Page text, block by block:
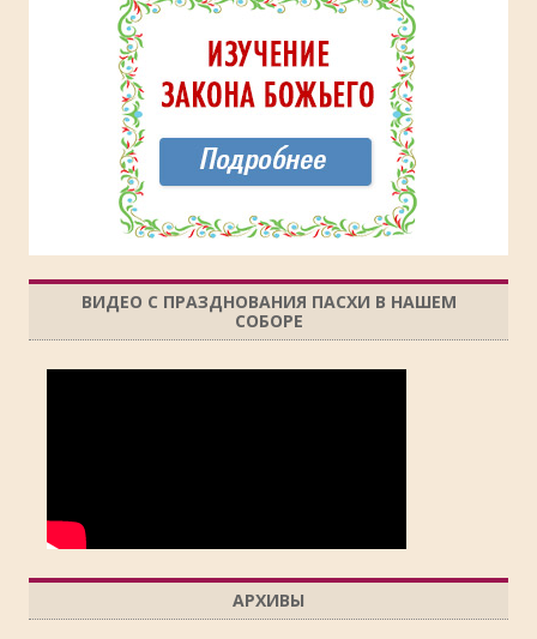
ВИДЕО С ПРАЗДНОВАНИЯ ПАСХИ В НАШЕМ
СОБОРЕ
АРХИВЫ